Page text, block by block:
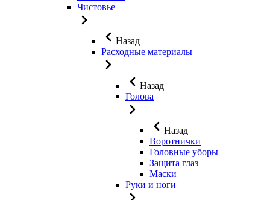
Чистовье
Назад
Расходные материалы
Назад
Голова
Назад
Воротнички
Головные уборы
Защита глаз
Маски
Руки и ноги